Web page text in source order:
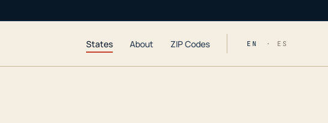
States About ZIP Codes EN · ES